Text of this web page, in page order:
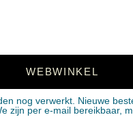
WEBWINKEL
nog verwerkt. Nieuwe
zijn per e-mail bereikbaar,